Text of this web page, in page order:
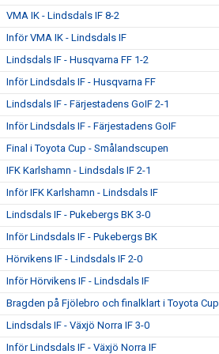
VMA IK - Lindsdals IF 8-2
Inför VMA IK - Lindsdals IF
Lindsdals IF - Husqvarna FF 1-2
Inför Lindsdals IF - Husqvarna FF
Lindsdals IF - Färjestadens GoIF 2-1
Inför Lindsdals IF - Färjestadens GoIF
Final i Toyota Cup - Smålandscupen
IFK Karlshamn - Lindsdals IF 2-1
Inför IFK Karlshamn - Lindsdals IF
Lindsdals IF - Pukebergs BK 3-0
Inför Lindsdals IF - Pukebergs BK
Hörvikens IF - Lindsdals IF 2-0
Inför Hörvikens IF - Lindsdals IF
Bragden på Fjölebro och finalklart i Toyota Cup
Lindsdals IF - Växjö Norra IF 3-0
Inför Lindsdals IF - Växjö Norra IF